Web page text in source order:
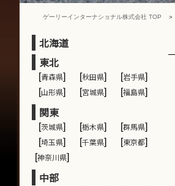
ナ
ル
株
式
会
社
ゲーリーインターナショナル株式会社 TOP
北海道
東北
[青森県] [秋田県] [岩手県]
[山形県] [宮城県] [福島県]
関東
[茨城県] [栃木県] [群馬県]
[埼玉県] [千葉県] [東京都]
[神奈川県]
中部